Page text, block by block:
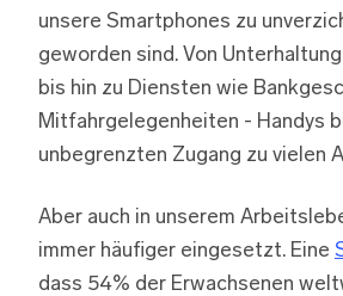
unsere Smartphones zu
geworden sind. Von
bis hin zu Diensten wie
Mitfahrgelegenheiten - Handys
unbegrenzten Zugang zu vielen
Aber auch in unserem
immer häufiger eingesetzt. Eine
dass 54% der Erwachsenen